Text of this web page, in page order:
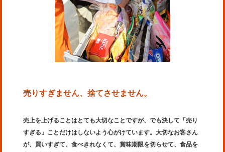
売りすぎません、捨てさせません。
売上を上げることはとても大切なことですが、でも決して「売り
すぎる」ことだけはしないよう心がけています。大切なお客さん
が、買いすぎて、食べきれなくて、賞味期限を切らせて、食品を